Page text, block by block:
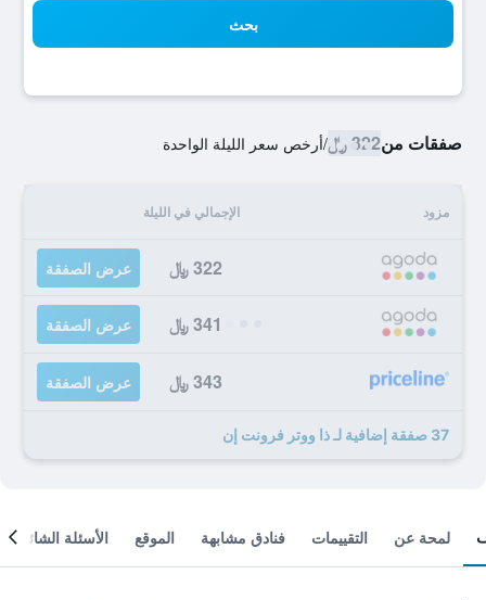
بحث
صفقات من322 ﷼ /أرخص سعر الليلة الواحدة
مزود الإجمالي في الليلة
322 ﷼ عرض الصفقة
341 ﷼ عرض الصفقة
343 ﷼ عرض الصفقة
37 صفقة إضافية لـ ذا ووتر فرونت إن
لمحة عن التقييمات فنادق مشابهة الموقع الأسئلة الشائعة